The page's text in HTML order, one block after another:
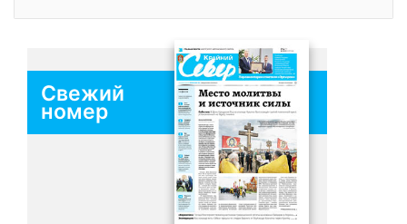
Свежий
номер